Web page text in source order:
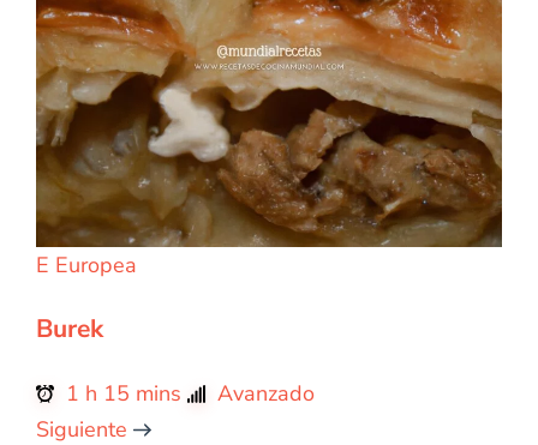
E Europea
Burek
1 h 15 mins
Avanzado
Siguiente